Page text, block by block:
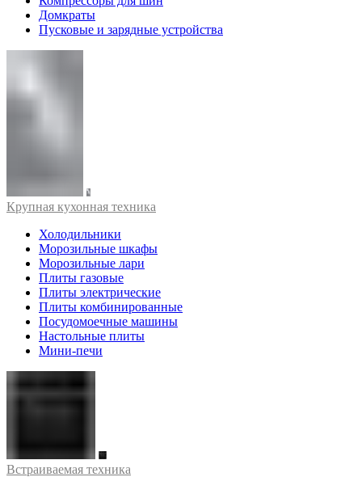
Домкраты
Пусковые и зарядные устройства
Крупная кухонная техника
Холодильники
Морозильные шкафы
Морозильные лари
Плиты газовые
Плиты электрические
Плиты комбинированные
Посудомоечные машины
Настольные плиты
Мини-печи
Встраиваемая техника